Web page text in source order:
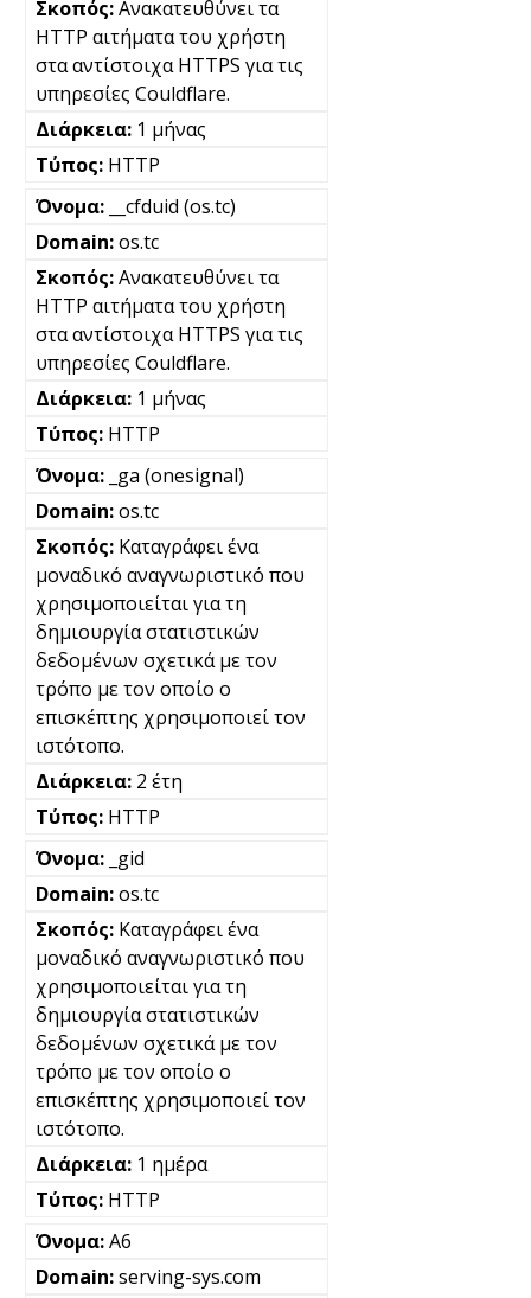
Ανακατευθύνει τα
HTTP αιτήματα του χρήστη
στα αντίστοιχα HTTPS για τις
υπηρεσίες Couldflare.
1 μήνας
HTTP
__cfduid (os.tc)
os.tc
Ανακατευθύνει τα
HTTP αιτήματα του χρήστη
στα αντίστοιχα HTTPS για τις
υπηρεσίες Couldflare.
1 μήνας
HTTP
_ga (onesignal)
os.tc
Καταγράφει ένα
μοναδικό αναγνωριστικό που
χρησιμοποιείται για τη
δημιουργία στατιστικών
δεδομένων σχετικά με τον
τρόπο με τον οποίο ο
επισκέπτης χρησιμοποιεί τον
ιστότοπο.
2 έτη
HTTP
_gid
os.tc
Καταγράφει ένα
μοναδικό αναγνωριστικό που
χρησιμοποιείται για τη
δημιουργία στατιστικών
δεδομένων σχετικά με τον
τρόπο με τον οποίο ο
επισκέπτης χρησιμοποιεί τον
ιστότοπο.
1 ημέρα
HTTP
A6
serving-sys.com